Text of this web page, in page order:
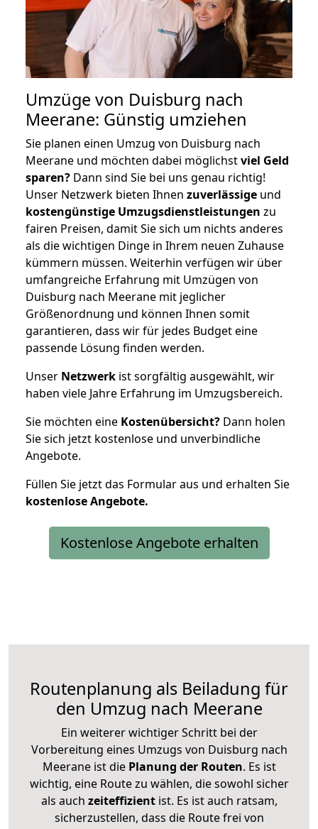
Umzüge von Duisburg nach
Meerane: Günstig umziehen
Sie planen einen Umzug von Duisburg nach
Meerane und möchten dabei möglichstviel Geld
sparen? Dann sind Sie bei uns genau richtig!
Unser Netzwerk bieten Ihnen zuverlässige und
kostengünstige Umzugsdienstleistungen zu
fairen Preisen, damit Sie sich um nichts anderes
als die wichtigen Dinge in Ihrem neuen Zuhause
kümmern müssen. Weiterhin verfügen wir über
umfangreiche Erfahrung mit Umzügen von
Duisburg nach Meerane mit jeglicher
Größenordnung und können Ihnen somit
garantieren, dass wir für jedes Budget eine
passende Lösung finden werden.
Unser Netzwerk ist sorgfältig ausgewählt, wir
haben viele Jahre Erfahrung im Umzugsbereich.
Sie möchten eine Kostenübersicht? Dann holen
Sie sich jetzt kostenlose und unverbindliche
Angebote.
Füllen Sie jetzt das Formular aus und erhalten Sie
kostenloseAngebote.
Kostenlose Angebote erhalten
Routenplanung als Beiladung für
den Umzug nach Meerane
Ein weiterer wichtiger Schritt bei der
Vorbereitung eines Umzugs von Duisburg nach
Meerane ist diePlanung der Routen. Es ist
wichtig, eine Route zu wählen, die sowohl sicher
als auch zeiteffizientist. Es ist auch ratsam,
sicherzustellen, dass die Route frei von